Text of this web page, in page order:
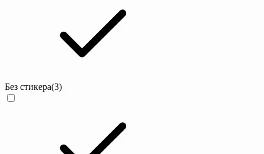
Без стикера(3)